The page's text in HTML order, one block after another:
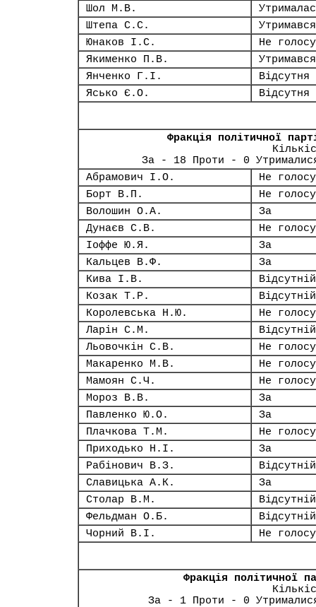
Шол М.В.
Штепа С.С.
Утримався
Юнаков І.С.
Не
Якименко П.В.
Утримався
Янченко Г.І.
Відсутня
Ясько Є.О.
Відсутня
Фракція політичної
За - 18 Проти - 0
Абрамович І.О.
Не
Борт В.П.
Не
Волошин О.А.
За
Дунаєв С.В.
Не
Іоффе Ю.Я.
За
Кальцев В.Ф.
За
Кива І.В.
Відсутній
Козак Т.Р.
Відсутній
Королевська Н.Ю.
Не
Ларін С.М.
Відсутній
Льовочкін С.В.
Не
Макаренко М.В.
Не
Мамоян С.Ч.
Не
Мороз В.В.
За
Павленко Ю.О.
За
Плачкова Т.М.
Не
Приходько Н.І.
За
Рабінович В.З.
Відсутній
Славицька А.К.
За
Столар В.М.
Відсутній
Фельдман О.Б.
Відсутній
Чорний В.І.
Не
Фракція політичної
За - 1 Проти - 0